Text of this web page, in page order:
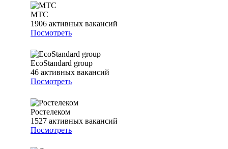
МТС
1906 активных вакансий
Посмотреть
EcoStandard group
46 активных вакансий
Посмотреть
Ростелеком
1527 активных вакансий
Посмотреть